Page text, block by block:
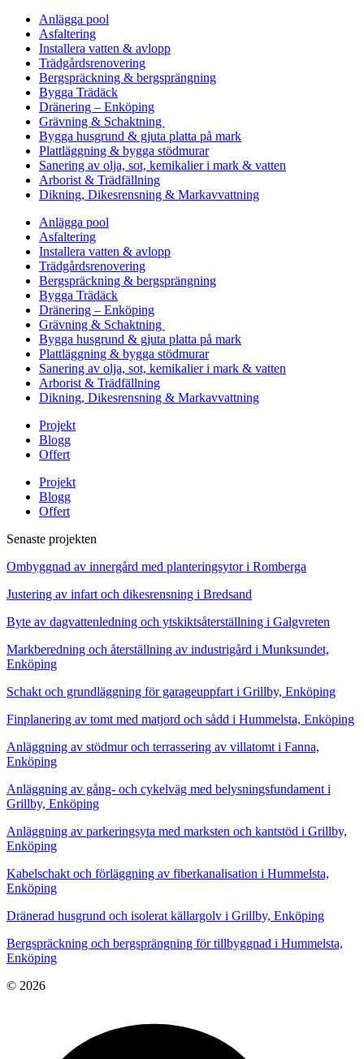
Anlägga pool
Asfaltering
Installera vatten & avlopp
Trädgårdsrenovering
Bergspräckning & bergsprängning
Bygga Trädäck
Dränering – Enköping
Grävning & Schaktning
Bygga husgrund & gjuta platta på mark
Plattläggning & bygga stödmurar
Sanering av olja, sot, kemikalier i mark & vatten
Arborist & Trädfällning
Dikning, Dikesrensning & Markavvattning
Anlägga pool
Asfaltering
Installera vatten & avlopp
Trädgårdsrenovering
Bergspräckning & bergsprängning
Bygga Trädäck
Dränering – Enköping
Grävning & Schaktning
Bygga husgrund & gjuta platta på mark
Plattläggning & bygga stödmurar
Sanering av olja, sot, kemikalier i mark & vatten
Arborist & Trädfällning
Dikning, Dikesrensning & Markavvattning
Projekt
Blogg
Offert
Projekt
Blogg
Offert
Senaste projekten
Ombyggnad av innergård med planteringsytor i Romberga
Justering av infart och dikesrensning i Bredsand
Byte av dagvattenledning och ytskiktsåterställning i Galgvreten
Markberedning och återställning av industrigård i Munksundet,
Enköping
Schakt och grundläggning för garageuppfart i Grillby, Enköping
Finplanering av tomt med matjord och sådd i Hummelsta, Enköping
Anläggning av stödmur och terrassering av villatomt i Fanna,
Enköping
Anläggning av gång- och cykelväg med belysningsfundament i
Grillby, Enköping
Anläggning av parkeringsyta med marksten och kantstöd i Grillby,
Enköping
Kabelschakt och förläggning av fiberkanalisation i Hummelsta,
Enköping
Dränerad husgrund och isolerat källargolv i Grillby, Enköping
Bergspräckning och bergsprängning för tillbyggnad i Hummelsta,
Enköping
© 2026